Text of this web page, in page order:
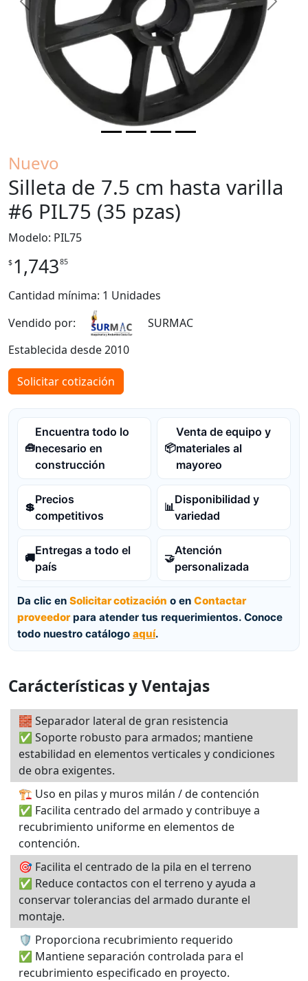
Previous Next
Nuevo
Silleta de 7.5 cm hasta varilla
#6 PIL75 (35 pzas)
Modelo: PIL75
$ 1,74385
Cantidad mínima: 1 Unidades
Vendido por:
SURMAC
Establecida desde 2010
Solicitar cotización
🧰
Encuentra todo lo
necesario en
construcción
📦
Venta de equipo y
materiales al
mayoreo
💲
Precios
competitivos
📊
Disponibilidad y
variedad
🚚
Entregas a todo el
país
🤝
Atención
personalizada
Da clic en Solicitar cotización o en Contactar
proveedorpara atender tus requerimientos. Conoce
todo nuestro catálogo aquí.
Carácterísticas y Ventajas
🧱 Separador lateral de gran resistencia
✅ Soporte robusto para armados; mantiene
estabilidad en elementos verticales y condiciones
de obra exigentes.
🏗️ Uso en pilas y muros milán / de contención
✅ Facilita centrado del armado y contribuye a
recubrimiento uniforme en elementos de
contención.
🎯 Facilita el centrado de la pila en el terreno
✅ Reduce contactos con el terreno y ayuda a
conservar tolerancias del armado durante el
montaje.
🛡️ Proporciona recubrimiento requerido
✅ Mantiene separación controlada para el
recubrimiento especificado en proyecto.